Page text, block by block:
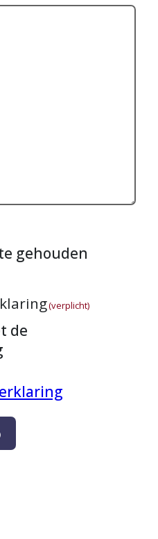
gehouden
(verplicht)
de